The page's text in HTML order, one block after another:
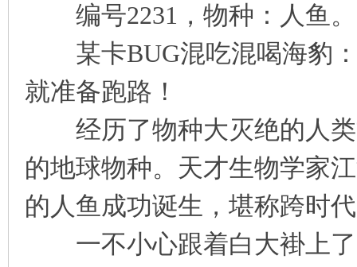
编号2231，物种：人鱼。
某卡BUG混吃混喝海豹
就准备跑路！
经历了物种大灭绝的人类
的地球物种。天才生物学家
的人鱼成功诞生，堪称跨时
一不小心跟着白大褂上